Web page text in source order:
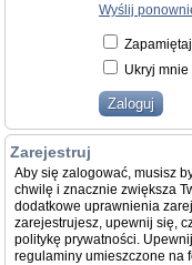
Wyślij
Ukryj mnie
Zarejestruj
Aby się zalogować, musisz
chwilę i znacznie zwiększa
dodatkowe uprawnienia
zarejestrujesz, upewnij się,
politykę prywatności.
regulaminy umieszczone na